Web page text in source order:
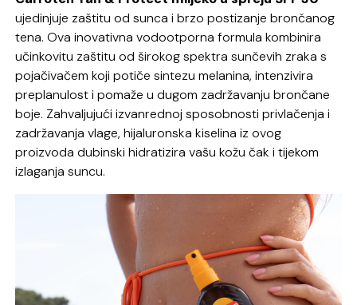
ujedinjuje zaštitu od sunca i brzo postizanje brončanog
tena. Ova inovativna vodootporna formula kombinira
učinkovitu zaštitu od širokog spektra sunčevih zraka s
pojačivačem koji potiče sintezu melanina, intenzivira
preplanulost i pomaže u dugom zadržavanju brončane
boje. Zahvaljujući izvanrednoj sposobnosti privlačenja i
zadržavanja vlage, hijaluronska kiselina iz ovog
proizvoda dubinski hidratizira vašu kožu čak i tijekom
izlaganja suncu.